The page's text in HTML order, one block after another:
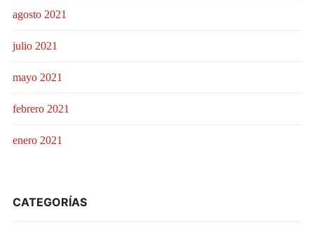
agosto 2021
julio 2021
mayo 2021
febrero 2021
enero 2021
CATEGORÍAS